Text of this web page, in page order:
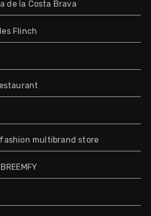
de la Costa Brava
Flinch
multibrand store